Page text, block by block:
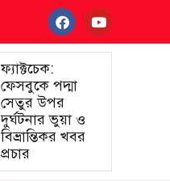
ফ্যাক্টচেক:
ফেসবুকে পদ্মা
সেতুর উপর
দুর্ঘটনার ভুয়া ও
বিভ্রান্তিকর খবর
প্রচার